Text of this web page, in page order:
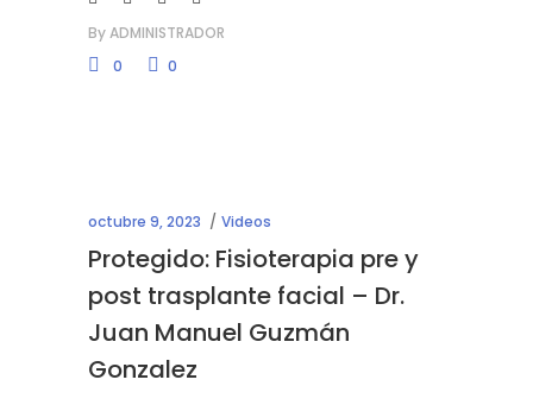
ByADMINISTRADOR
0
0
octubre 9, 2023 Videos
Protegido: Fisioterapia pre y
post trasplante facial – Dr.
Juan Manuel Guzmán
Gonzalez